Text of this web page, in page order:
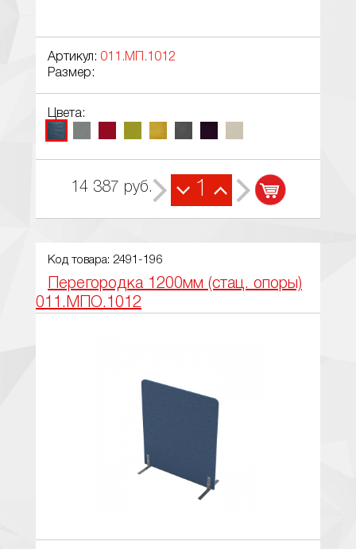
Артикул: 011.МП.1012
Размер:
Цвета:
14 387 руб. 1
Код товара: 2491-196
Перегородка 1200мм (стац. опоры)
011.МПО.1012